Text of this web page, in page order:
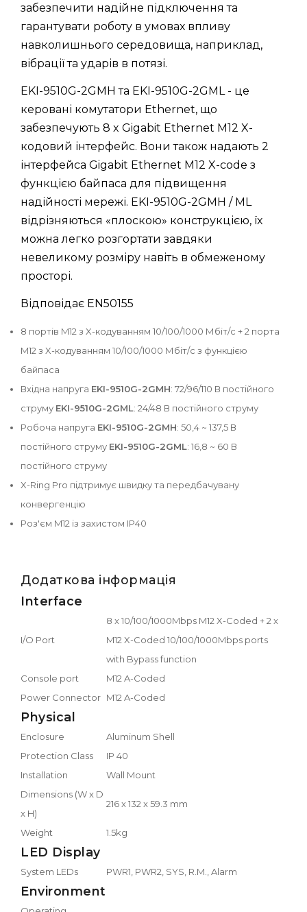
забезпечити надійне підключення та
гарантувати роботу в умовах впливу
навколишнього середовища, наприклад,
вібрації та ударів в потязі.
EKI-9510G-2GMH та EKI-9510G-2GML - це
керовані комутатори Ethernet, що
забезпечують 8 x Gigabit Ethernet M12 X-
кодовий інтерфейс. Вони також надають 2
інтерфейса Gigabit Ethernet M12 X-code з
функцією байпаса для підвищення
надійності мережі. EKI-9510G-2GMH / ML
відрізняються «плоскою» конструкцією, їх
можна легко розгортати завдяки
невеликому розміру навіть в обмеженому
просторі.
Відповідає EN50155
8 портів M12 з X-кодуванням 10/100/1000 Мбіт/с + 2 порта
M12 з X-кодуванням 10/100/1000 Мбіт/с з функцією
байпаса
Вхідна напруга EKI-9510G-2GMH: 72/96/110 В постійного
струму EKI-9510G-2GML: 24/48 В постійного струму
Робоча напруга EKI-9510G-2GMH: 50,4 ~ 137,5 В
постійного струму EKI-9510G-2GML: 16,8 ~ 60 В
постійного струму
X-Ring Pro підтримує швидку та передбачувану
конвергенцію
Роз'єм M12 із захистом IP40
Додаткова інформація
Interface
I/O Port
8 x 10/100/1000Mbps M12 X-Coded + 2 x
M12 X-Coded 10/100/1000Mbps ports
with Bypass function
Console port
M12 A-Coded
Power Connector M12 A-Coded
Physical
Enclosure
Aluminum Shell
Protection Class
IP 40
Installation
Wall Mount
Dimensions (W x D
x H)
216 x 132 x 59.3 mm
Weight 1.5kg
LED Display
System LEDs PWR1, PWR2, SYS, R.M., Alarm
Environment